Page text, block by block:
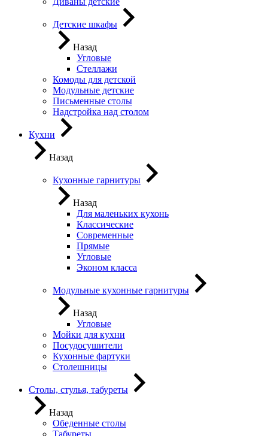
Детские шкафы
Назад
Угловые
Стеллажи
Комоды для детской
Модульные детские
Письменные столы
Надстройка над столом
Кухни
Назад
Кухонные гарнитуры
Назад
Для маленьких кухонь
Классические
Современные
Прямые
Угловые
Эконом класса
Модульные кухонные гарнитуры
Назад
Угловые
Мойки для кухни
Посудосушители
Кухонные фартуки
Столешницы
Столы, стулья, табуреты
Назад
Обеденные столы
Табуреты